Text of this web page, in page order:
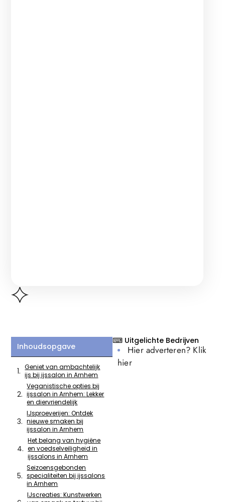
Inhoudsopgave
Geniet van ambachtelijk
ijs bij ijssalon in Arnhem
Veganistische opties bij
ijssalon in Arnhem: Lekker
en diervriendelijk
IJsproeverijen: Ontdek
nieuwe smaken bij
ijssalon in Arnhem
Het belang van hygiëne
en voedselveiligheid in
ijssalons in Arnhem
Seizoensgebonden
specialiteiten bij ijssalons
in Arnhem
IJscreaties: Kunstwerken
⌨ Uitgelichte Bedrijven
Hier adverteren? Klik
hier